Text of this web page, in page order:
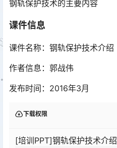
钢轨保护技术的主要内容
课件信息
课件名称：钢轨保护技术介绍
作者信息：郭战伟
发布时间：2016年3月
下载权限
[培训PPT]钢轨保护技术介绍